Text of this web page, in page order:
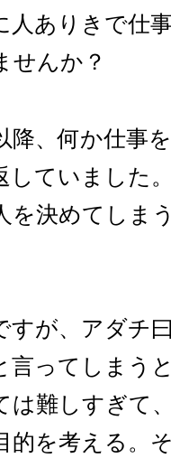
人ありきで仕
せんか？
降、何か仕事
していました
を決めてしま
すが、アダチ
言ってしまう
は難しすぎて
的を考える。